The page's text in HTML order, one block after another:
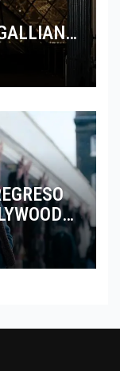
REY